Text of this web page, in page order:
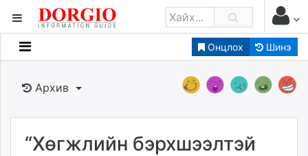
Онцлох Шинэ
Мэдээллийн
Банк санхүү
Бизнес ААН
Төрийн
Архив
“Хөгжлийн бэрхшээлтэй